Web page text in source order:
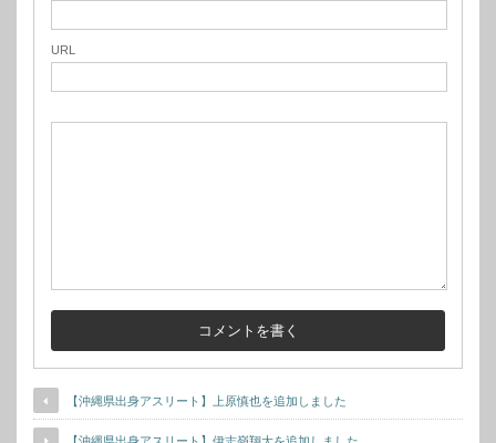
URL
【沖縄県出身アスリート】上原慎也を追加しました